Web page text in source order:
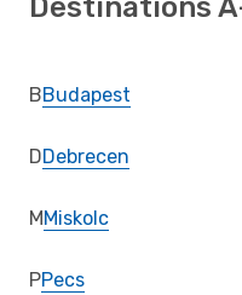
Destinations
BBudapest
DDebrecen
MMiskolc
PPecs